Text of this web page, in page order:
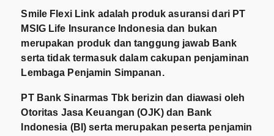
Smile Flexi Link adalah produk asuransi dari PT
MSIG Life Insurance Indonesia dan bukan
merupakan produk dan tanggung jawab Bank
serta tidak termasuk dalam cakupan penjaminan
Lembaga Penjamin Simpanan.
PT Bank Sinarmas Tbk berizin dan diawasi oleh
Otoritas Jasa Keuangan (OJK) dan Bank
Indonesia (BI) serta merupakan peserta penjamin